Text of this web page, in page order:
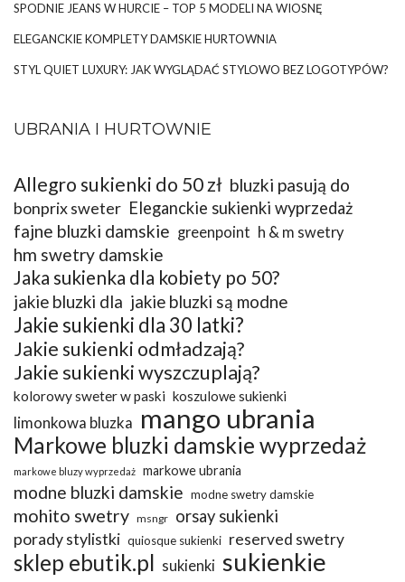
SPODNIE JEANS W HURCIE – TOP 5 MODELI NA WIOSNĘ
ELEGANCKIE KOMPLETY DAMSKIE HURTOWNIA
STYL QUIET LUXURY: JAK WYGLĄDAĆ STYLOWO BEZ LOGOTYPÓW?
UBRANIA I HURTOWNIE
Allegro sukienki do 50 zł bluzki pasują do
bonprix sweter Eleganckie sukienki wyprzedaż
fajne bluzki damskie greenpoint h & m swetry
hm swetry damskie
Jaka sukienka dla kobiety po 50?
jakie bluzki dla jakie bluzki są modne
Jakie sukienki dla 30 latki?
Jakie sukienki odmładzają?
Jakie sukienki wyszczuplają?
kolorowy sweter w paski koszulowe sukienki
limonkowa bluzka mango ubrania
Markowe bluzki damskie wyprzedaż
markowe bluzy wyprzedaż markowe ubrania
modne bluzki damskie modne swetry damskie
mohito swetry msngr orsay sukienki
porady stylistki quiosque sukienki reserved swetry
sklep ebutik.pl sukienki sukienkie